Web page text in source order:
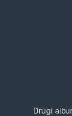
Drugi